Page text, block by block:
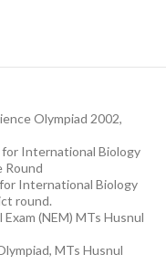
Olympiad 2002,
International Biology
Round
International Biology
round.
(NEM) MTs Husnul
MTs Husnul